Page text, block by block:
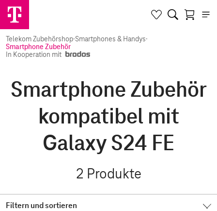
Telekom Zubehörshop·Smartphones & Handys·
Smartphone Zubehör
In Kooperation mit
Smartphone Zubehör
kompatibel mit
Galaxy S24 FE
2 Produkte
Filtern und sortieren